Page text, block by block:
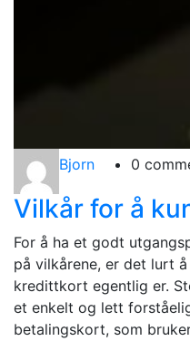
Bjorn 0
Vilkår for å
For å ha et godt
på vilkårene, er det lurt
kredittkort egentlig er.
et enkelt og lett
betalingskort, som